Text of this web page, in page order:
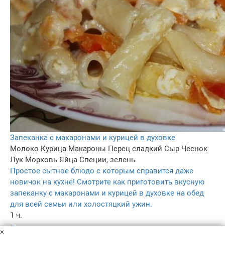
Запеканка с макаронами и курицей в духовке
Молоко Курица Макароны Перец сладкий Сыр Чеснок
Лук Морковь Яйца Специи, зелень
Простое сытное блюдо с которым справится даже
новичок на кухне! Смотрите как приготовить вкусную
запеканку с макаронами и курицей в духовке на обед
для всей семьи или холостяцкий ужин.
1 ч.
–
×